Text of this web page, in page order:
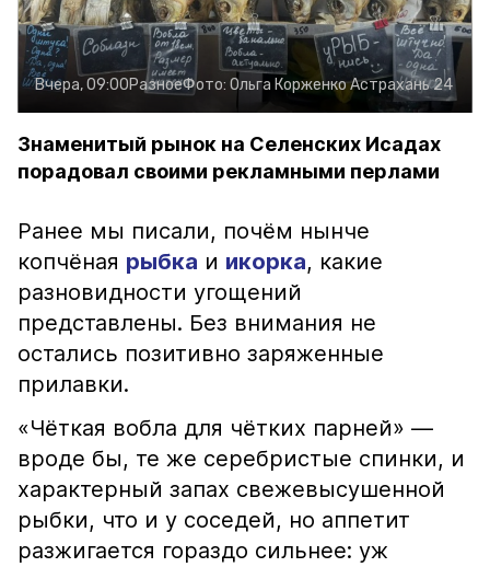
Вчера, 09:00РазноеФото: Ольга КорженкоАстрахань 24
Знаменитый рынок на Селенских Исадах
порадовал своими рекламными перлами
Ранее мы писали, почём нынче
копчёная рыбка и икорка, какие
разновидности угощений
представлены. Без внимания не
остались позитивно заряженные
прилавки.
«Чёткая вобла для чётких парней» —
вроде бы, те же серебристые спинки, и
характерный запах свежевысушенной
рыбки, что и у соседей, но аппетит
разжигается гораздо сильнее: уж